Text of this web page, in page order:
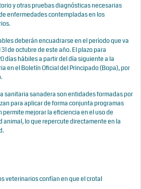
y otras pruebas diagnósticas necesarias
enfermedades contempladas en los
deberán encuadrarse en el período que va
de octubre de este año. El plazo para
días hábiles a partir del día siguiente a la
en el Boletín Oficial del Principado (Bopa), por
sanitaria sanadera son entidades formadas por
para aplicar de forma conjunta programas
mejorar la eficiencia en el uso de
animal, lo que repercute directamente en la
veterinarios confían en que el crotal